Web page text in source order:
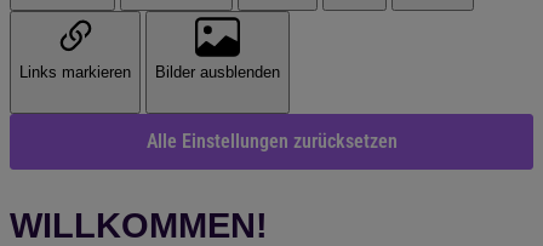
Links markieren Bilder ausblenden
Alle Einstellungen zurücksetzen
WILLKOMMEN!